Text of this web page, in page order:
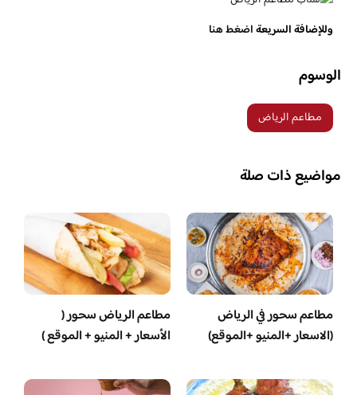
وللإضافة السريعةاضغط هنا
الوسوم
مطاعم الرياض
مواضيع ذات صلة
مطاعم سحور في الرياض
(الاسعار +المنيو +الموقع)
مطاعم الرياض سحور (
الأسعار + المنيو + الموقع )